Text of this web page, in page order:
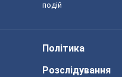
подій
Політика
Розслідування